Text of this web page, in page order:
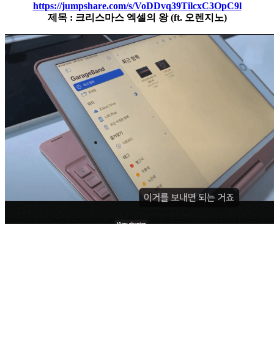
https://jumpshare.com/s/VoDDvq39TilcxC3OpC9l
제목 : 크리스마스 엑셀의 왕 (ft. 오렌지노)